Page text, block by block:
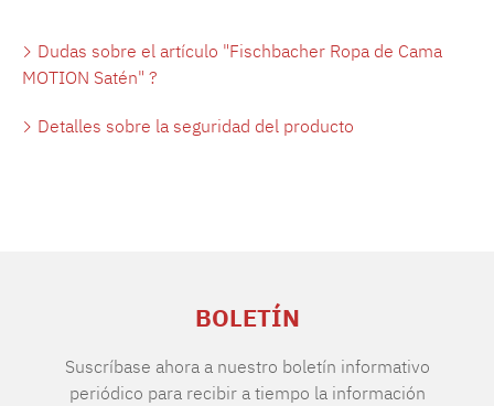
Dudas sobre el artículo "Fischbacher Ropa de Cama
MOTION Satén" ?
Detalles sobre la seguridad del producto
BOLETÍN
Suscríbase ahora a nuestro boletín informativo
periódico para recibir a tiempo la información